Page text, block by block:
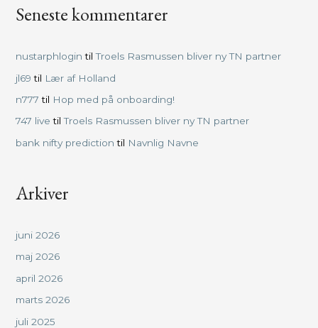
Seneste kommentarer
nustarphlogin tilTroels Rasmussen bliver ny TN partner
jl69 til Lær af Holland
n777 til Hop med på onboarding!
747 live tilTroels Rasmussen bliver ny TN partner
bank nifty prediction til Navnlig Navne
Arkiver
juni 2026
maj 2026
april 2026
marts 2026
juli 2025